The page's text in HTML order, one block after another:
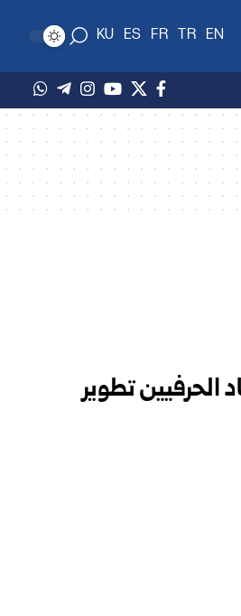
EN
TR
FR
ES
KU
الحرفيين تطوير